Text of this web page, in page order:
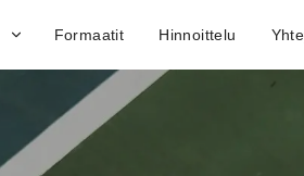
Formaatit Hinnoittelu